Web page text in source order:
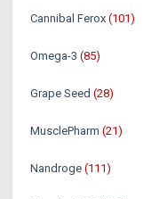
Cannibal Ferox (101)
Omega-3 (85)
Grape Seed (28)
MusclePharm (21)
Nandroge (111)